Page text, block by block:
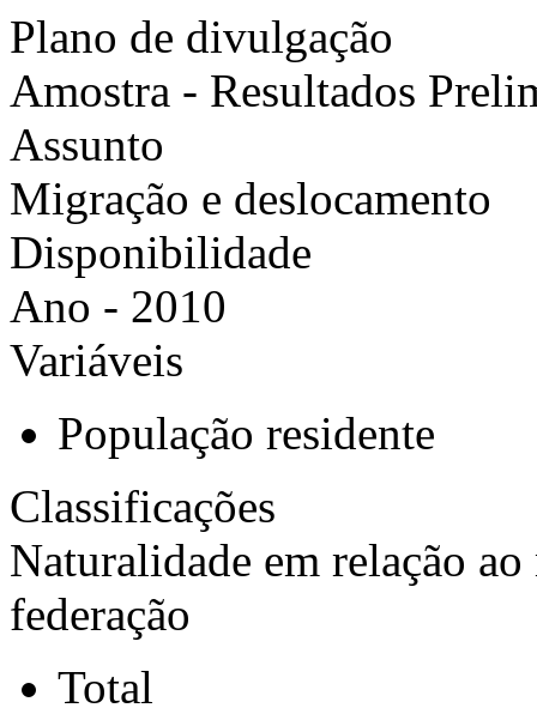
Plano de divulgação
Amostra - Resultados
Assunto
Migração e deslocamento
Disponibilidade
Ano - 2010
Variáveis
População residente
Classificações
Naturalidade em relação
federação
Total